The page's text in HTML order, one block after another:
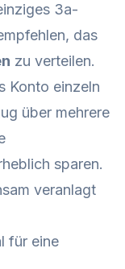
3a-
das
zu verteilen.
Konto einzeln
über mehrere
sparen.
veranlagt
für eine